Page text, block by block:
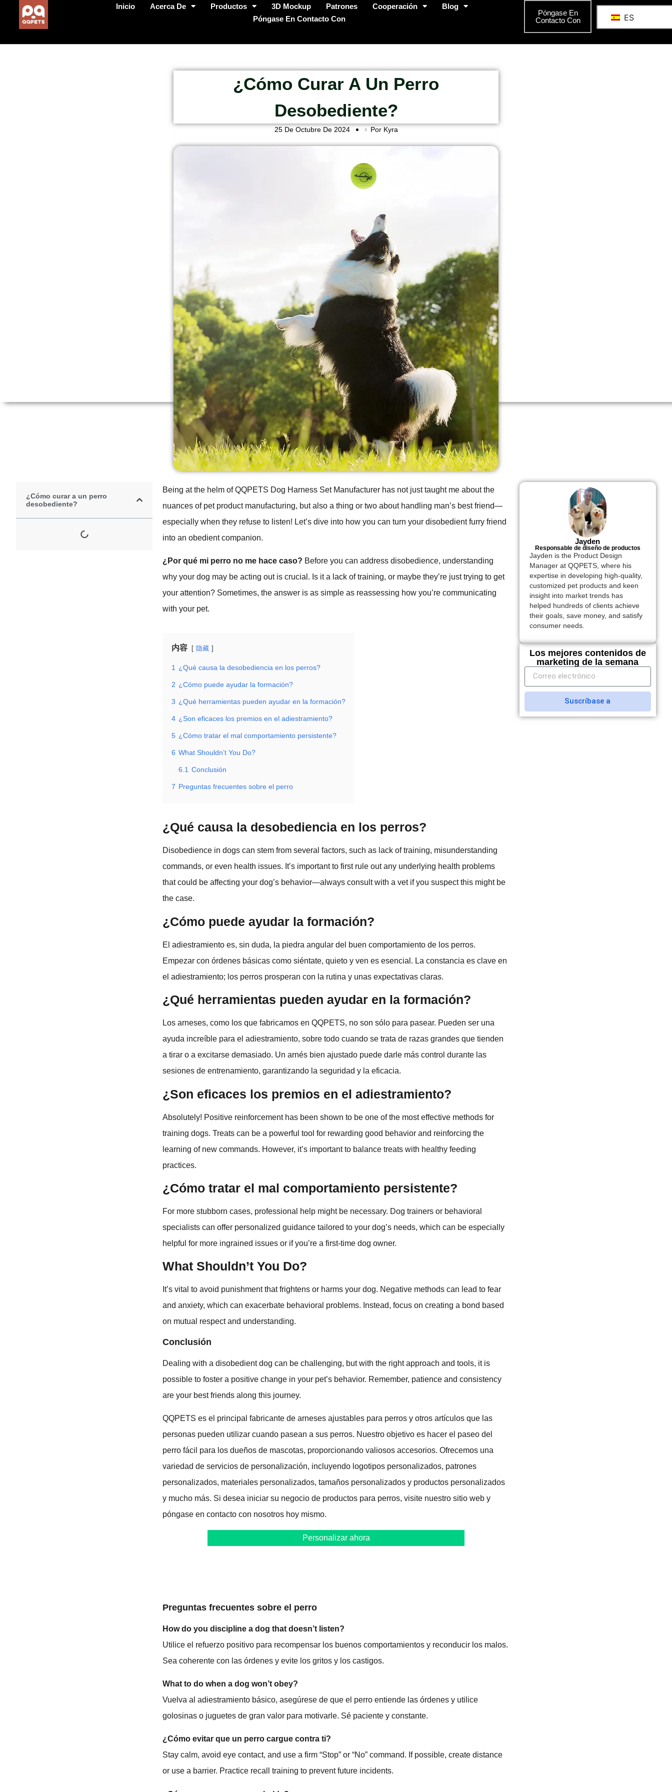
Inicio Acerca De Productos 3D Mockup Patrones Cooperación
Blog
Póngase En Contacto Con
Póngase En
Contacto Con
ES
¿Cómo Curar A Un Perro
Desobediente?
25 De Octubre De 2024 Por Kyra
¿Cómo curar a un perro
desobediente?
Being at the helm of QQPETS Dog Harness Set Manufacturer has not just taught me about the
nuances of pet product manufacturing, but also a thing or two about handling man’s best friend—
especially when they refuse to listen! Let’s dive into how you can turn your disobedient furry friend
into an obedient companion.
¿Por qué mi perro no me hace caso? Before you can address disobedience, understanding
why your dog may be acting out is crucial. Is it a lack of training, or maybe they’re just trying to get
your attention? Sometimes, the answer is as simple as reassessing how you’re communicating
with your pet.
内容 隐藏
1 ¿Qué causa la desobediencia en los perros?
2 ¿Cómo puede ayudar la formación?
3 ¿Qué herramientas pueden ayudar en la formación?
4 ¿Son eficaces los premios en el adiestramiento?
5 ¿Cómo tratar el mal comportamiento persistente?
6 What Shouldn’t You Do?
6.1 Conclusión
7 Preguntas frecuentes sobre el perro
¿Qué causa la desobediencia en los perros?
Disobedience in dogs can stem from several factors, such as lack of training, misunderstanding
commands, or even health issues. It’s important to first rule out any underlying health problems
that could be affecting your dog’s behavior—always consult with a vet if you suspect this might be
the case.
¿Cómo puede ayudar la formación?
El adiestramiento es, sin duda, la piedra angular del buen comportamiento de los perros.
Empezar con órdenes básicas como siéntate, quieto y ven es esencial. La constancia es clave en
el adiestramiento; los perros prosperan con la rutina y unas expectativas claras.
¿Qué herramientas pueden ayudar en la formación?
Los arneses, como los que fabricamos en QQPETS, no son sólo para pasear. Pueden ser una
ayuda increíble para el adiestramiento, sobre todo cuando se trata de razas grandes que tienden
a tirar o a excitarse demasiado. Un arnés bien ajustado puede darle más control durante las
sesiones de entrenamiento, garantizando la seguridad y la eficacia.
¿Son eficaces los premios en el adiestramiento?
Absolutely! Positive reinforcement has been shown to be one of the most effective methods for
training dogs. Treats can be a powerful tool for rewarding good behavior and reinforcing the
learning of new commands. However, it’s important to balance treats with healthy feeding
practices.
¿Cómo tratar el mal comportamiento persistente?
For more stubborn cases, professional help might be necessary. Dog trainers or behavioral
specialists can offer personalized guidance tailored to your dog’s needs, which can be especially
helpful for more ingrained issues or if you’re a first-time dog owner.
What Shouldn’t You Do?
It’s vital to avoid punishment that frightens or harms your dog. Negative methods can lead to fear
and anxiety, which can exacerbate behavioral problems. Instead, focus on creating a bond based
on mutual respect and understanding.
Conclusión
Dealing with a disobedient dog can be challenging, but with the right approach and tools, it is
possible to foster a positive change in your pet’s behavior. Remember, patience and consistency
are your best friends along this journey.
QQPETS es el principal fabricante de arneses ajustables para perros y otros artículos que las
personas pueden utilizar cuando pasean a sus perros. Nuestro objetivo es hacer el paseo del
perro fácil para los dueños de mascotas, proporcionando valiosos accesorios. Ofrecemos una
variedad de servicios de personalización, incluyendo logotipos personalizados, patrones
personalizados, materiales personalizados, tamaños personalizados y productos personalizados
y mucho más. Si desea iniciar su negocio de productos para perros, visite nuestro sitio web y
póngase en contacto con nosotros hoy mismo.
Personalizar ahora
Preguntas frecuentes sobre el perro
How do you discipline a dog that doesn’t listen?
Utilice el refuerzo positivo para recompensar los buenos comportamientos y reconducir los malos.
Sea coherente con las órdenes y evite los gritos y los castigos.
What to do when a dog won’t obey?
Vuelva al adiestramiento básico, asegúrese de que el perro entiende las órdenes y utilice
golosinas o juguetes de gran valor para motivarle. Sé paciente y constante.
¿Cómo evitar que un perro cargue contra ti?
Stay calm, avoid eye contact, and use a firm “Stop” or “No” command. If possible, create distance
or use a barrier. Practice recall training to prevent future incidents.
Jayden
Responsable de diseño de productos
Jayden is the Product Design
Manager at QQPETS, where his
expertise in developing high-quality,
customized pet products and keen
insight into market trends has
helped hundreds of clients achieve
their goals, save money, and satisfy
consumer needs.
Los mejores contenidos de
marketing de la semana
Suscríbase a